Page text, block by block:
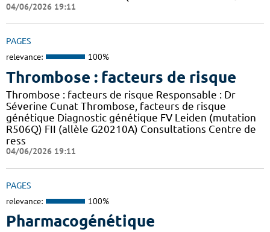
04/06/2026 19:11
PAGES
relevance: 100%
Thrombose : facteurs de risque
Thrombose : facteurs de risque Responsable : Dr
Séverine Cunat Thrombose, facteurs de risque
génétique Diagnostic génétique FV Leiden (mutation
R506Q) FII (allèle G20210A) Consultations Centre de
ress
04/06/2026 19:11
PAGES
relevance: 100%
Pharmacogénétique